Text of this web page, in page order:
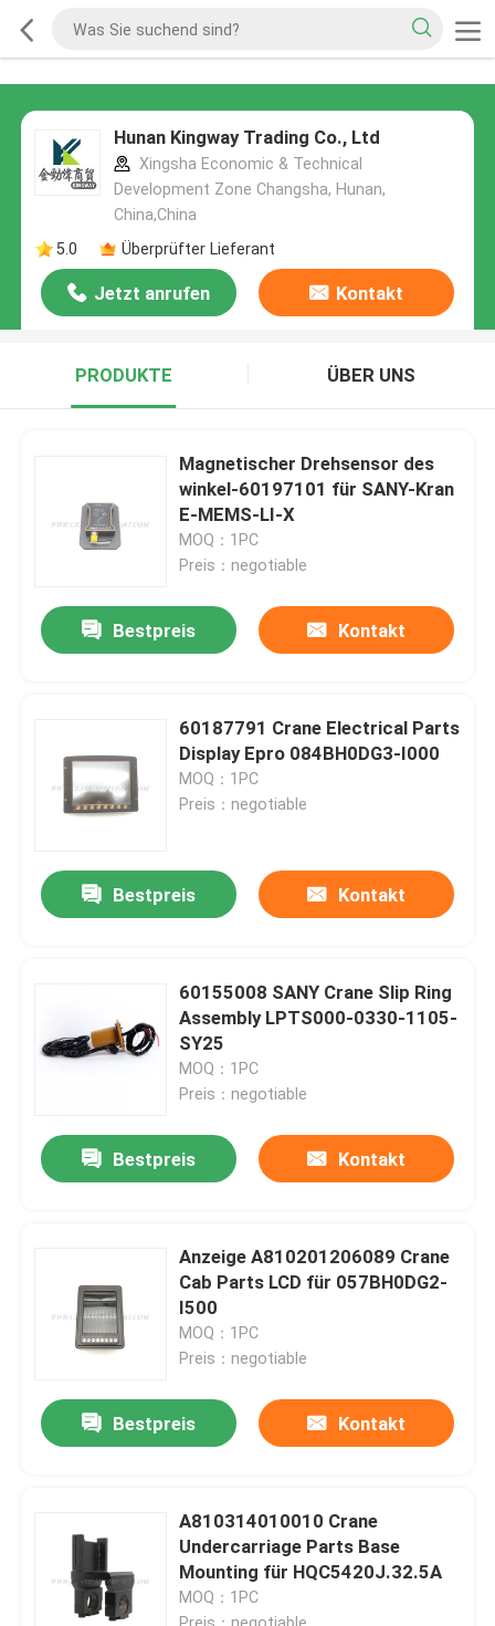
Hunan Kingway Trading Co., Ltd
Xingsha Economic & Technical
Development Zone Changsha, Hunan,
China,China
5.0
Überprüfter Lieferant
Jetzt anrufen Kontakt
PRODUKTE ÜBER UNS
Magnetischer Drehsensor des
winkel-60197101 für SANY-Kran
E-MEMS-LI-X
MOQ：1PC
Preis：negotiable
Bestpreis Kontakt
60187791 Crane Electrical Parts
Display Epro 084BH0DG3-I000
MOQ：1PC
Preis：negotiable
Bestpreis Kontakt
60155008 SANY Crane Slip Ring
Assembly LPTS000-0330-1105-
SY25
MOQ：1PC
Preis：negotiable
Bestpreis Kontakt
Anzeige A810201206089 Crane
Cab Parts LCD für 057BH0DG2-
I500
MOQ：1PC
Preis：negotiable
Bestpreis Kontakt
A810314010010 Crane
Undercarriage Parts Base
Mounting für HQC5420J.32.5A
MOQ：1PC
Preis：negotiable